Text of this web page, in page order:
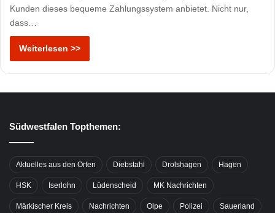
Kunden dieses bequeme Zahlungssystem anbietet. Nicht nur,
dass…
Weiterlesen >>
Südwestfalen Topthemen:
Aktuelles aus den Orten Diebstahl Drolshagen Hagen
HSK Iserlohn Lüdenscheid MK Nachrichten
Märkischer Kreis Nachrichten Olpe Polizei Sauerland